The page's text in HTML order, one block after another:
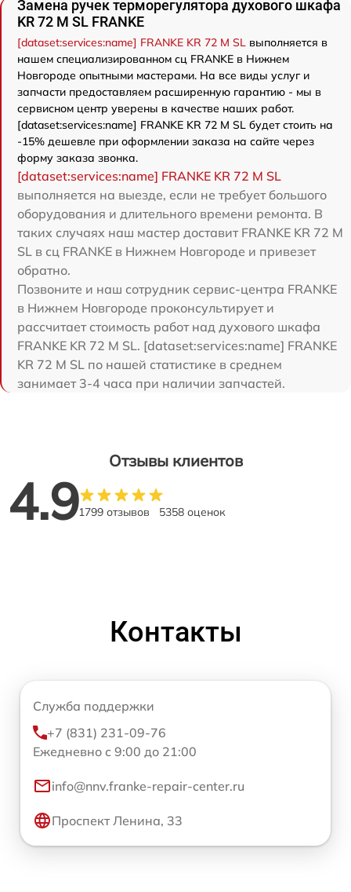
Замена ручек терморегулятора духового шкафа
KR 72 M SL FRANKE
[dataset:services:name] FRANKE KR 72 M SL выполняется в
нашем специализированном сц FRANKE в Нижнем
Новгороде опытными мастерами. На все виды услуг и
запчасти предоставляем расширенную гарантию - мы в
сервисном центр уверены в качестве наших работ.
[dataset:services:name] FRANKE KR 72 M SL будет стоить на
-15% дешевле при оформлении заказа на сайте через
форму заказа звонка.
[dataset:services:name] FRANKE KR 72 M SL
выполняется на выезде, если не требует большого
оборудования и длительного времени ремонта. В
таких случаях наш мастер доставит FRANKE KR 72 M
SL в сц FRANKE в Нижнем Новгороде и привезет
обратно.
Позвоните и наш сотрудник сервис-центра FRANKE
в Нижнем Новгороде проконсультирует и
рассчитает стоимость работ над духового шкафа
FRANKE KR 72 M SL. [dataset:services:name] FRANKE
KR 72 M SL по нашей статистике в среднем
занимает 3-4 часа при наличии запчастей.
Отзывы клиентов
4.91799 отзывов 5358 оценок
Контакты
Служба поддержки
+7 (831) 231-09-76
Ежедневно с 9:00 до 21:00
info@nnv.franke-repair-center.ru
Проспект Ленина, 33